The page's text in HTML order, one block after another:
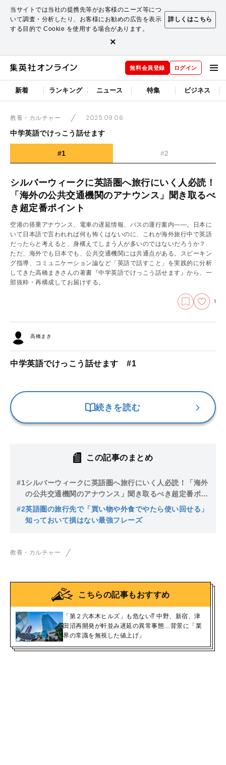
当サイトでは当社の提携先等がお客様のニーズ等につ
いて調査・分析したり、お客様にお勧めの広告を表示
する目的で Cookie を使用する場合があります。
詳しくはこちら
×
無料会員登録 ログイン
新着 ランキング ニュース 特集 ビジネス
教養・カルチャー
2025.09.06
中学英語でけっこう話せます
#1 #2
シルバーウィークに英語圏へ旅行にいく人必読！
「海外の公共交通機関のアナウンス」聞き取るべ
き超定番ポイント
空港の搭乗アナウンス、電車の遅延情報、バスの運行案内――。日本に
いて日本語で言われれば何も怖くはないのに、これが海外旅行中で英語
だったらと考えると、身構えてしまう人が多いのではないだろうか？
ただ、海外でも日本でも、公共交通機関には共通点がある。スピーキン
グ指導、コミュニケーション論など「英語で話すこと」を実践的に分析
してきた高橋まきさんの著書『中学英語でけっこう話せます』から、一
部抜粋・再構成してお届けする。
1
高橋まき
中学英語でけっこう話せます #1
続きを読む
この記事のまとめ
#1シルバーウィークに英語圏へ旅行にいく人必読！「海外
の公共交通機関のアナウンス」聞き取るべき超定番ポイ
ント
#2英語圏の旅行先で「買い物や外食でやたら使い回せる」
知っておいて損はない最強フレーズ
教養・カルチャー
こちらの記事もおすすめ
「第２六本木ヒルズ」も危ない⁉ 中野、新宿、津
田沼再開発が軒並み遅延の異常事態…背景に「業
界の常識を無視した値上げ」